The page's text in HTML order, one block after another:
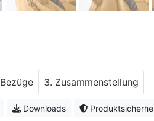
Bezüge Zusammenstellung
Downloads